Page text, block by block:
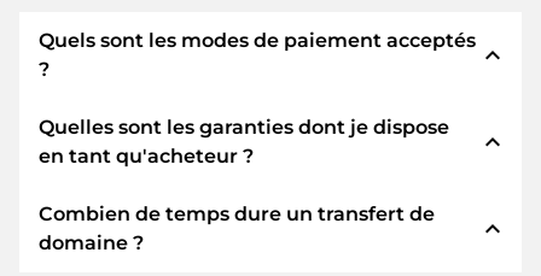
Quels sont les modes de paiement acceptés
?
expand_less
Nous utilisons SEPA comme paiement anticipé
et utilisons STRIPE comme prestataire de
paiement disponibles tels que : Cartes de crédit,
PayPal, Klarna, ApplePay, GooglePay, Alipay ou
Quelles sont les garanties dont je dispose
en tant qu'acheteur ?
expand_less
En tant qu'acheteur, nous vous garantissons
toujours les sécurités suivantes. Nous nous en
Combien de temps dure un transfert de
domaine ?
expand_less